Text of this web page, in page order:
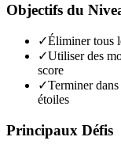
Objectifs du
✓Éliminer tous
✓Utiliser des
score
✓Terminer
étoiles
Principaux Défis